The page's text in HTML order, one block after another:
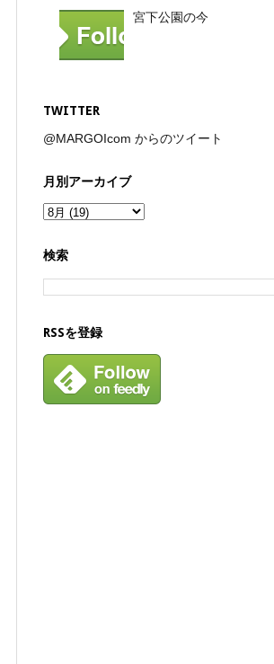
宮下公園の今
TWITTER
@MARGOIcom からのツイート
月別アーカイブ
検索
RSSを登録